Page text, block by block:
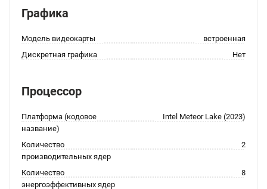
Графика
Модель видеокарты
встроенная
Дискретная графика
Нет
Процессор
Платформа (кодовое
название)
Intel Meteor Lake (2023)
Количество
производительных ядер
2
Количество
энергоэффективных ядер
8